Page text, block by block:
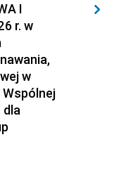
I
r. w
w
dla